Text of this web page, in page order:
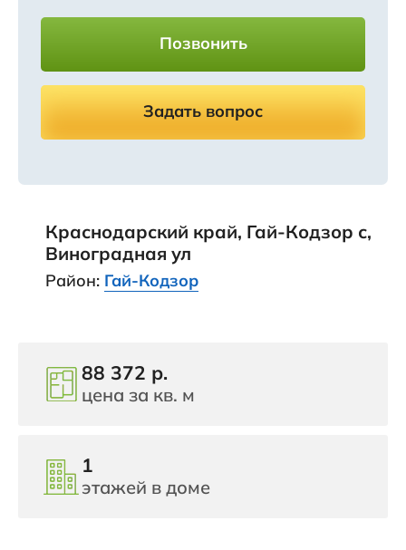
Позвонить
Задать вопрос
Краснодарский край, Гай-Кодзор с,
Виноградная ул
Район: Гай-Кодзор
88 372 р.
цена за кв. м
1
этажей в доме